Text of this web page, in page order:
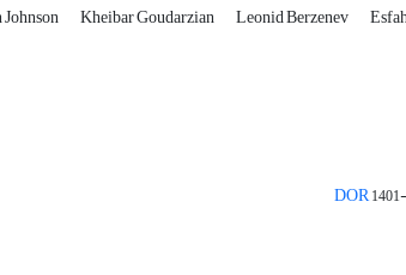
Kheibar Goudarzian Leonid Berzenev